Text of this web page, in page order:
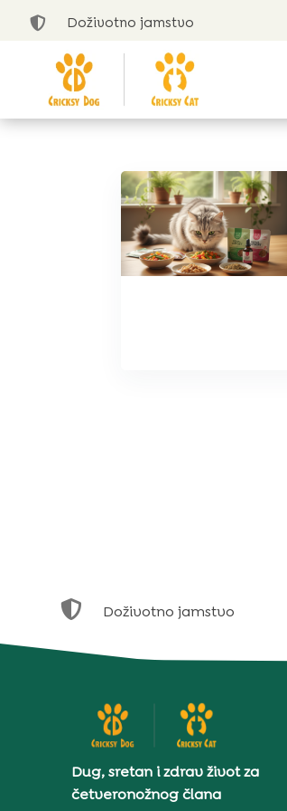
 Doživotno jamstvo
 Doživotno jamstvo
Dug, sretan i zdrav život za
četveronožnog člana